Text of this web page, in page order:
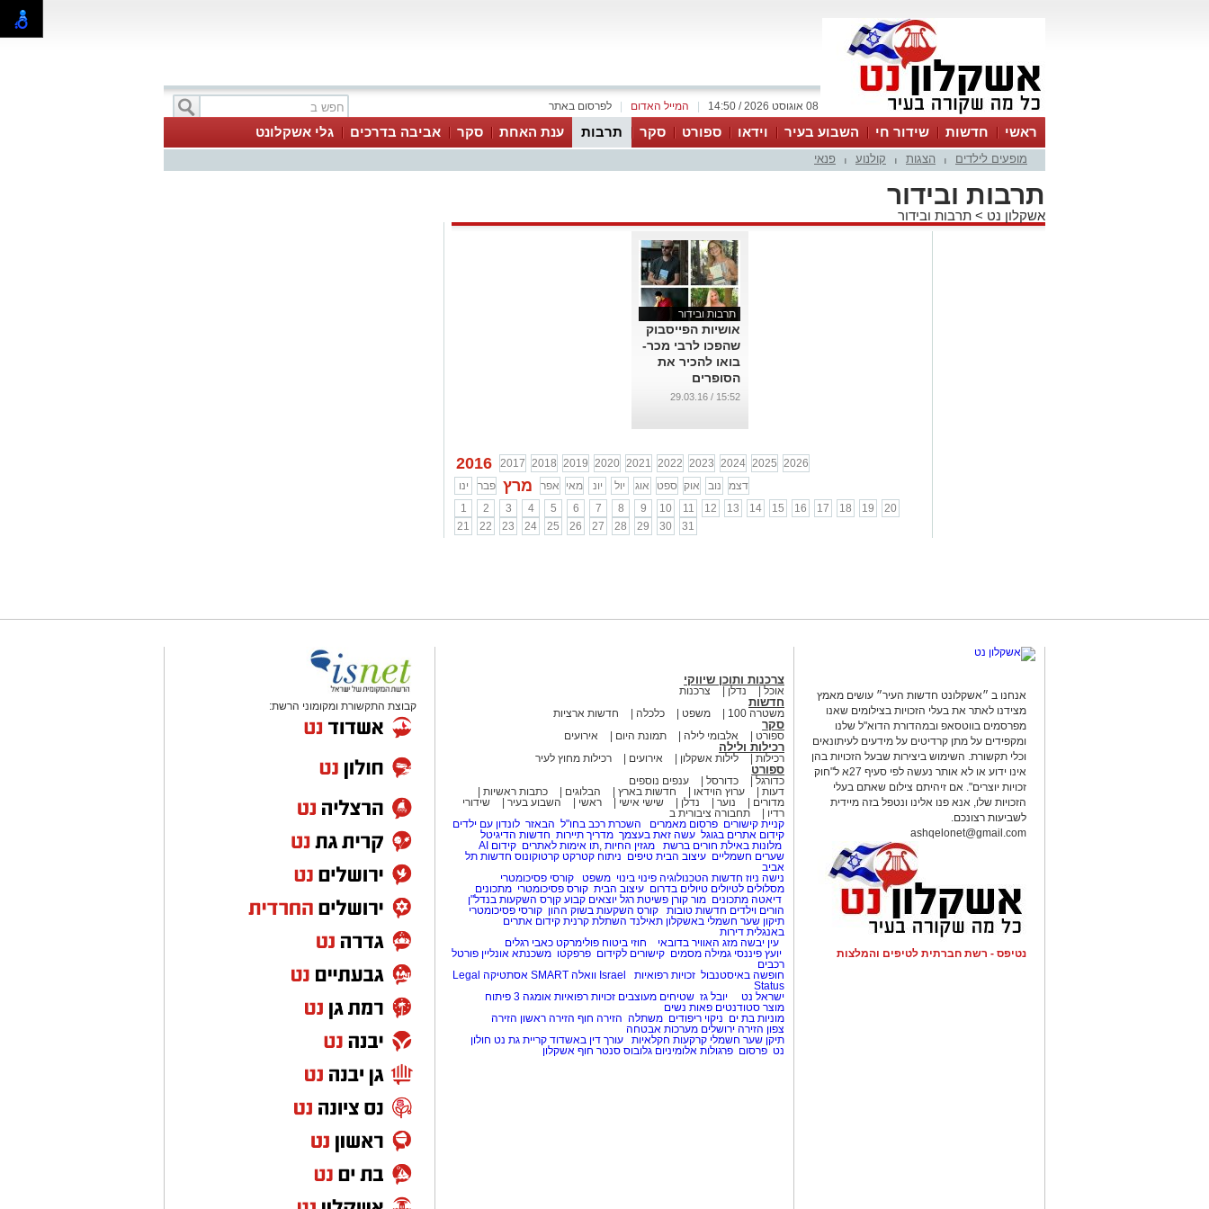
לפרסום באתר המייל האדום 08 אוגוסט 2026 / 14:50
ראשי חדשות שידור חי השבוע בעיר וידאו ספורט סקר תרבות ענת האחת סקר אביבה בדרכים גלי אשקלונט
מופעים לילדים הצגות קולנוע פנאי
תרבות ובידור
אשקלון נט > תרבות ובידור
תרבות ובידור
אושיות הפייסבוק
שהפכו לרבי מכר-
בואו להכיר את
הסופרים
החדשים!
15:52 / 29.03.16
2016 2017 2018 2019 2020 2021 2022 2023 2024 2025 2026
ינו
פבר מרץ אפר מאי יונ יול אוג ספט אוק נוב
דצמ
1
2 3 4 5 6 7 8 9 10 11 12 13 14 15 16 17 18 19
20
21
22 23 24 25 26 27 28 29 30 31
אנחנו ב ״אשקלונט חדשות העיר״ עושים מאמץ
מצידנו לאתר את בעלי הזכויות בצילומים שאנו
מפרסמים בווטסאפ ובמהדורת הדוא"ל שלנו
ומקפידים על מתן קרדיטים על מידעים לעיתונאים
וכלי תקשורת. השימוש ביצירות שבעל הזכויות בהן
אינו ידוע או לא אותר נעשה לפי סעיף 27א ל"חוק
זכויות יוצרים". אם זיהיתם צילום שאתם בעלי
הזכויות שלו, אנא פנו אלינו ונטפל בזה מיידית
לשביעות רצונכם.
ashqelonet@gmail.com
נטיפס - רשת חברתית לטיפים והמלצות
צרכנות ותוכן שיווקי
אוכל נדלן צרכנות
חדשות
משטרה 100 משפט כלכלה חדשות ארציות
סקר
ספורט אלבומי לילה תמונת היום אירועים
רכילות ולילה
רכילות לילות אשקלון אירועים רכילות מחוץ לעיר
ספורט
כדורגל כדורסל
ענפים נוספים
דעות
ערוץ הוידאו חדשות בארץ הבלוגים
כתבות ראשיות
מדורים
נוער נדלן שישי אישי ראשי השבוע בעיר
שידורי
רדיו
תחבורה ציבורית ב
קניית קישורים פרסום מאמרים השכרת רכב בחו"ל הבאזר לונדון עם ילדים
קידום אתרים בגוגל עשה זאת בעצמך מדריך תיירות חדשות הדיגיטל
מלונות באילת חורים ברשת מגזין החיות ,תו אימות לאתרים קידום AI
שערים חשמליים עיצוב הבית טיפים ניתוח קטרקט קרטוקונוס חדשות תל
אביב
נישה ניוז חדשות הטכנולוגיה פינוי בינוי משפט
קורסי פסיכומטרי
מסלולים לטיולים טיולים בדרום עיצוב הבית קורס פסיכומטרי מתכונים
דיאטה מתכונים מור קורן פשיטת רגל יוצאים קבוע קןרס השקעות בנדל"ן
הורים וילדים חדשות טובות קורס השקעות בשוק ההון קורסי פסיכומטרי
תיקון שער חשמלי באשקלון תאילנד השתלת קרנית קידום אתרים
באנגלית דירות
עין יבשה מזג האוויר בדובאי חוזי ביטוח פולימרקט כאבי רגלים
יועץ פיננסי גמילה מסמים קישורים לקידום פרפקטו משכנתא אונליין פורטל
רכבים
חופשה באיסטנבול זכויות רפואיות Israel וואלה SMART אסתטיקה Legal
Status
ישראל נט
יובל גז שטיחים מעוצבים זכויות רפואיות אומגה 3
פיתוח
מוצר סטודנטים פאות נשים
מוניות בת ים ניקוי ריפודים משתלה הזירה חוף הזירה ראשון הזירה
צפון הזירה ירושלים מערכות אבטחה
תיקן שער חשמלי קרקעות חקלאיות עורך דין באשדוד קריית גת נט חולון
נט פרסום פרגולות אלומיניום גלובוס סנטר חוף אשקלון
קבוצת התקשורת ומקומוני הרשת: